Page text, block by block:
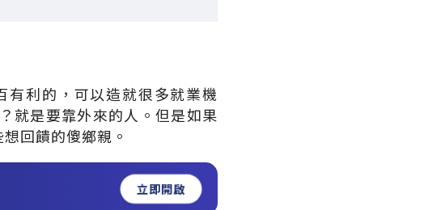
利的，可以造就很多就業機
就是要靠外來的人。但是如果
回饋的傻鄉親。
立即開啟